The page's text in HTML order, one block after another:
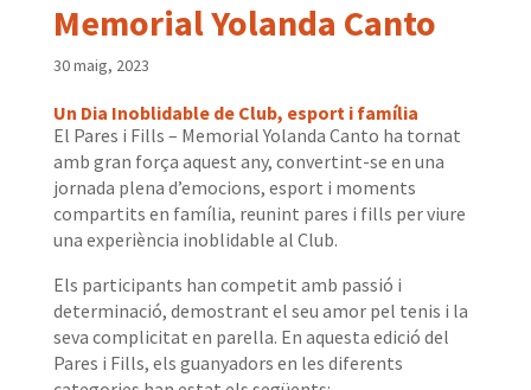
Memorial Yolanda Canto
30 maig, 2023
Un Dia Inoblidable de Club, esport i família
El Pares i Fills – MemorialYolanda Canto ha tornat
amb gran força aquest any, convertint-se en una
jornada plena d’emocions, esport i moments
compartits en família, reunint pares i fills per viure
una experiència inoblidable al Club.
Els participants han competit amb passió i
determinació, demostrant el seu amor pel tenis i la
seva complicitat en parella. En aquesta edició del
Pares i Fills, els guanyadors en les diferents